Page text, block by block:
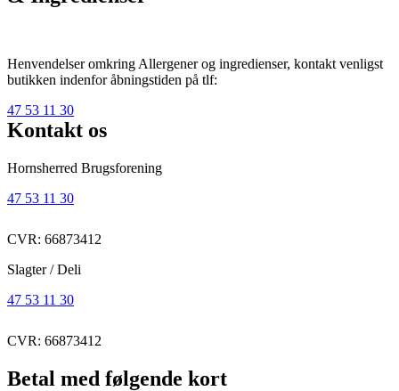
Henvendelser omkring Allergener og ingredienser, kontakt venligst
butikken indenfor åbningstiden på tlf:
47 53 11 30
Kontakt os
Hornsherred Brugsforening
47 53 11 30
CVR: 66873412
Slagter / Deli
47 53 11 30
CVR: 66873412
Betal med følgende kort